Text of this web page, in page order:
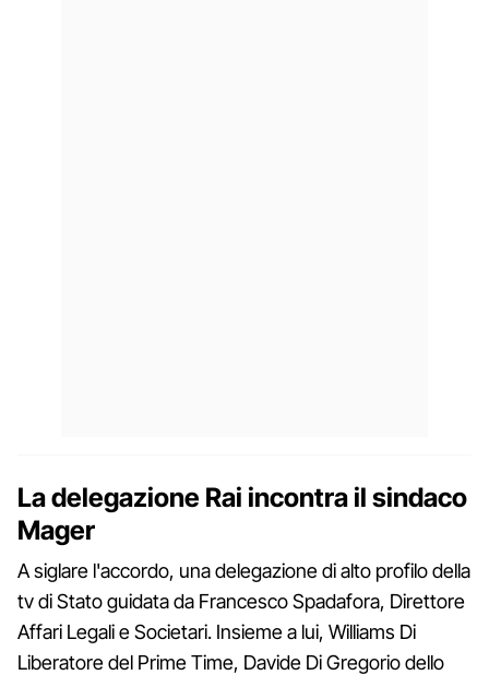
La delegazione Rai incontra il sindaco
Mager
A siglare l'accordo, una delegazione di alto profilo della
tv di Stato guidata da Francesco Spadafora, Direttore
Affari Legali e Societari. Insieme a lui, Williams Di
Liberatore del Prime Time, Davide Di Gregorio dello